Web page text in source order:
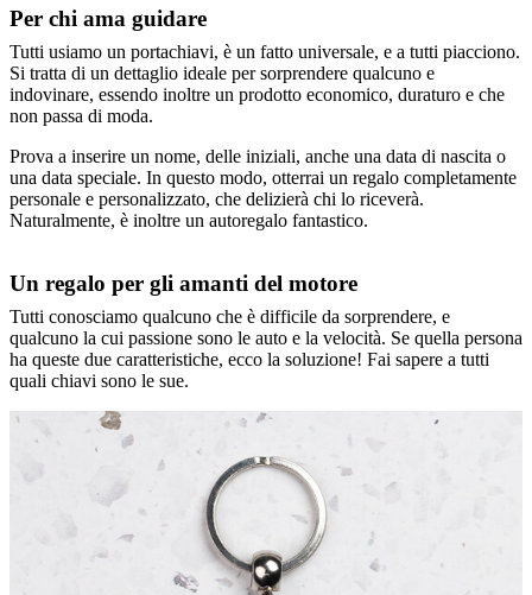
Per chi ama guidare
Tutti usiamo un portachiavi, è un fatto universale, e a tutti piacciono.
Si tratta di un dettaglio ideale per sorprendere qualcuno e
indovinare, essendo inoltre un prodotto economico, duraturo e che
non passa di moda.
Prova a inserire un nome, delle iniziali, anche una data di nascita o
una data speciale. In questo modo, otterrai un regalo completamente
personale e personalizzato, che delizierà chi lo riceverà.
Naturalmente, è inoltre un autoregalo fantastico.
Un regalo per gli amanti del motore
Tutti conosciamo qualcuno che è difficile da sorprendere, e
qualcuno la cui passione sono le auto e la velocità. Se quella persona
ha queste due caratteristiche, ecco la soluzione! Fai sapere a tutti
quali chiavi sono le sue.